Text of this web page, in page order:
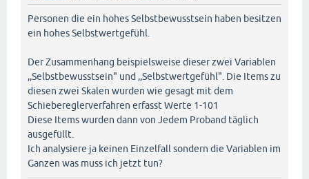
Personen die ein hohes Selbstbewusstsein haben besitzen
ein hohes Selbstwertgefühl.
Der Zusammenhang beispielsweise dieser zwei Variablen
,,Selbstbewusstsein" und ,,Selbstwertgefühl". Die Items zu
diesen zwei Skalen wurden wie gesagt mit dem
Schiebereglerverfahren erfasst Werte 1-101
Diese Items wurden dann von Jedem Proband täglich
ausgefüllt.
Ich analysiere ja keinen Einzelfall sondern die Variablen im
Ganzen was muss ich jetzt tun?